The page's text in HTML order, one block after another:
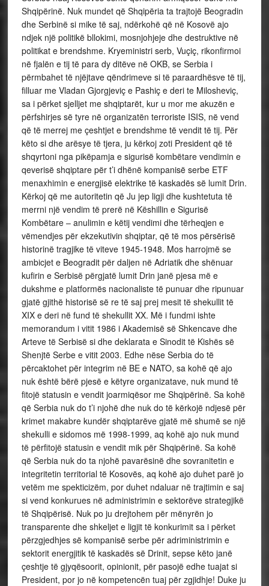
Shqipërinë. Nuk mundet që Shqipëria ta trajtojë Beogradin
dhe Serbinë si mike të saj, ndërkohë që në Kosovë ajo
ndjek një politikë bllokimi, mosnjohjeje dhe destruktive në
politikat e brendshme. Kryeministri serb, Vuçiç, rikonfirmoi
në fjalën e tij të para dy ditëve në OKB, se Serbia i
përmbahet të njëjtave qëndrimeve si të paraardhësve të tij,
filluar me Vladan Gjorgjeviç e Pashiç e deri te Milosheviç,
sa i përket sjelljet me shqiptarët, kur u mor me akuzën e
përfshirjes së tyre në organizatën terroriste ISIS, në vend
që të merrej me çeshtjet e brendshme të vendit të tij. Për
këto si dhe arësye të tjera, ju kërkoj zoti President që të
shqyrtoni nga pikëpamja e sigurisë kombëtare vendimin e
qeverisë shqiptare për t’i dhënë kompanisë serbe ETF
menaxhimin e energjisë elektrike të kaskadës së lumit Drin.
Kërkoj që me autoritetin që Ju jep ligji dhe kushtetuta të
merrni një vendim të prerë në Këshillin e Sigurisë
Kombëtare – anulimin e këtij vendimi dhe tërheqjen e
vëmendjes për ekzekutivin shqiptar, që të mos përsërisë
historinë tragjike të viteve 1945-1948. Mos harrojmë se
ambicjet e Beogradit për daljen në Adriatik dhe shënuar
kufirin e Serbisë përgjatë lumit Drin janë pjesa më e
dukshme e platformës nacionaliste të punuar dhe ripunuar
gjatë gjithë historisë së re të saj prej mesit të shekullit të
XIX e deri në fund të shekullit XX. Më i fundmi ishte
memorandum i vitit 1986 i Akademisë së Shkencave dhe
Arteve të Serbisë si dhe deklarata e Sinodit të Kishës së
Shenjtë Serbe e vitit 2003. Edhe nëse Serbia do të
përcaktohet për integrim në BE e NATO, sa kohë që ajo
nuk është bërë pjesë e këtyre organizatave, nuk mund të
fitojë statusin e vendit joarmiqësor me Shqipërinë. Sa kohë
që Serbia nuk do t’i njohë dhe nuk do të kërkojë ndjesë për
krimet makabre kundër shqiptarëve gjatë më shumë se një
shekulli e sidomos më 1998-1999, aq kohë ajo nuk mund
të përfitojë statusin e vendit mik për Shqipërinë. Sa kohë
që Serbia nuk do ta njohë pavarësinë dhe sovranitetin e
integritetin territorial të Kosovës, aq kohë ajo duhet parë jo
vetëm me spekticizëm, por duhet ndaluar në trajtimin e saj
si vend konkurues në administrimin e sektorëve strategjikë
të Shqipërisë. Nuk po ju drejtohem për mënyrën jo
transparente dhe shkeljet e ligjit të konkurimit sa i përket
përzgjedhjes së kompanisë serbe për adriministrimin e
sektorit energjitik të kaskadës së Drinit, sepse këto janë
çeshtje të gjyqësoorit, opinionit, për pasojë edhe tuajat si
President, por jo në kompetencën tuaj për zgjidhje! Duke ju